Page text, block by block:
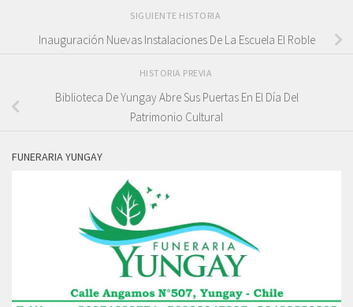
SIGUIENTE HISTORIA
Inauguración Nuevas Instalaciones De La Escuela El Roble
HISTORIA PREVIA
Biblioteca De Yungay Abre Sus Puertas En El Día Del
Patrimonio Cultural
FUNERARIA YUNGAY